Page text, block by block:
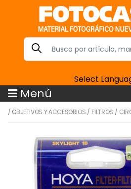
Select
Menú
/ OBJETIVOS Y ACCESORIOS / FILTROS /